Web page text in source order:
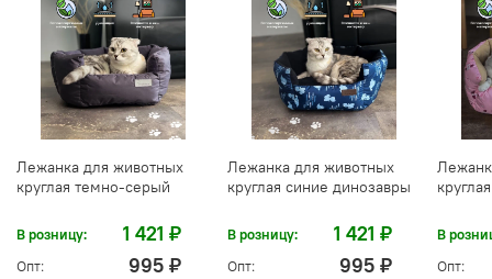
Лежанка для животных
круглая темно-серый
В розницу: 1 421 ₽
Опт: 995 ₽
Лежанка для животных
круглая синие динозавры
В розницу: 1 421 ₽
Опт: 995 ₽
В
Опт: